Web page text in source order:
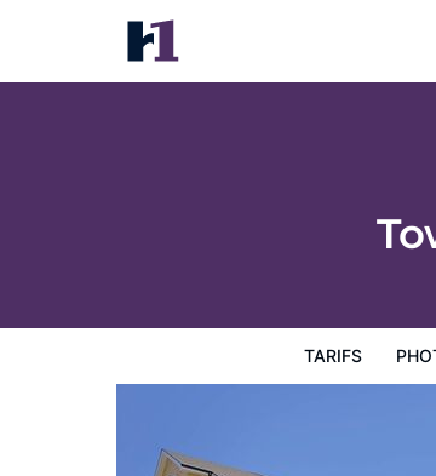
TARIFS
TownePlace Suites by Marriott
Tarifs